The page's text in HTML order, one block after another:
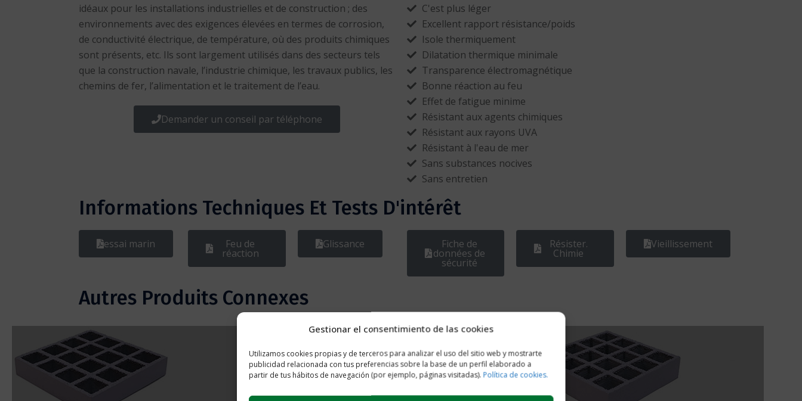
Gestionar el consentimiento de las cookies
Utilizamos cookies propias y de terceros para analizar el uso del sitio web y mostrarte
publicidad relacionada con tus preferencias sobre la base de un perfil elaborado a
partir de tus hábitos de navegación (por ejemplo, páginas visitadas). Política de cookies.
idéaux pour les installations industrielles et de construction ; des
environnements avec des exigences élevées en termes de corrosion,
de conductivité électrique, de température, où des produits chimiques
sont présents, etc. Ils sont largement utilisés dans des secteurs tels
que la construction navale, l’industrie chimique, les travaux publics, les
chemins de fer, l’alimentation et le traitement de l’eau.
Demander un conseil par téléphone
C'est plus léger
Excellent rapport résistance/poids
Isole thermiquement
Dilatation thermique minimale
Transparence électromagnétique
Bonne réaction au feu
Effet de fatigue minime
Résistant aux agents chimiques
Résistant aux rayons UVA
Résistant à l'eau de mer
Sans substances nocives
Sans entretien
Informations Techniques Et Tests D'intérêt
essai marin Feu de
réaction
Glissance Fiche de
données de
sécurité
Résister.
Chimie
Vieillissement
Autres Produits Connexes